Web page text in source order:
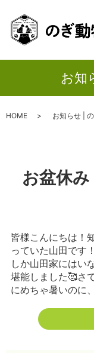
お知
HOME お知らせ |
お盆休
皆様こんにちは！
っていた山田です
しか山田家にはい
堪能しました🥰さ
にめちゃ暑いのに